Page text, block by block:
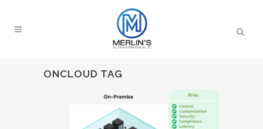
ONCLOUD TAG